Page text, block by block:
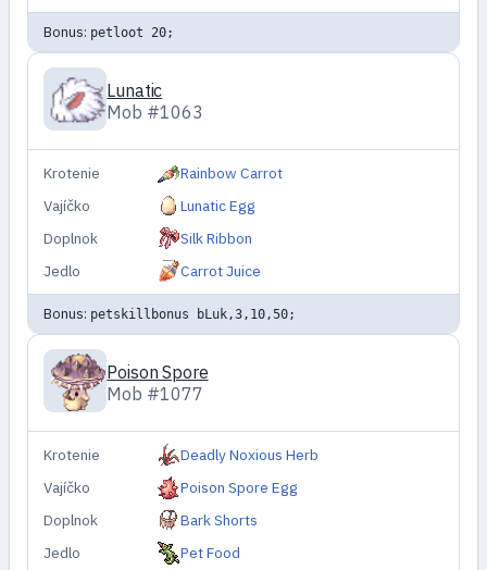
Bonus: petloot 20;
Lunatic
Mob #1063
Krotenie
Rainbow Carrot
Vajíčko
Lunatic Egg
Doplnok
Silk Ribbon
Jedlo
Carrot Juice
Bonus: petskillbonus bLuk,3,10,50;
Poison Spore
Mob #1077
Krotenie
Deadly Noxious Herb
Vajíčko
Poison Spore Egg
Doplnok
Bark Shorts
Jedlo
Pet Food